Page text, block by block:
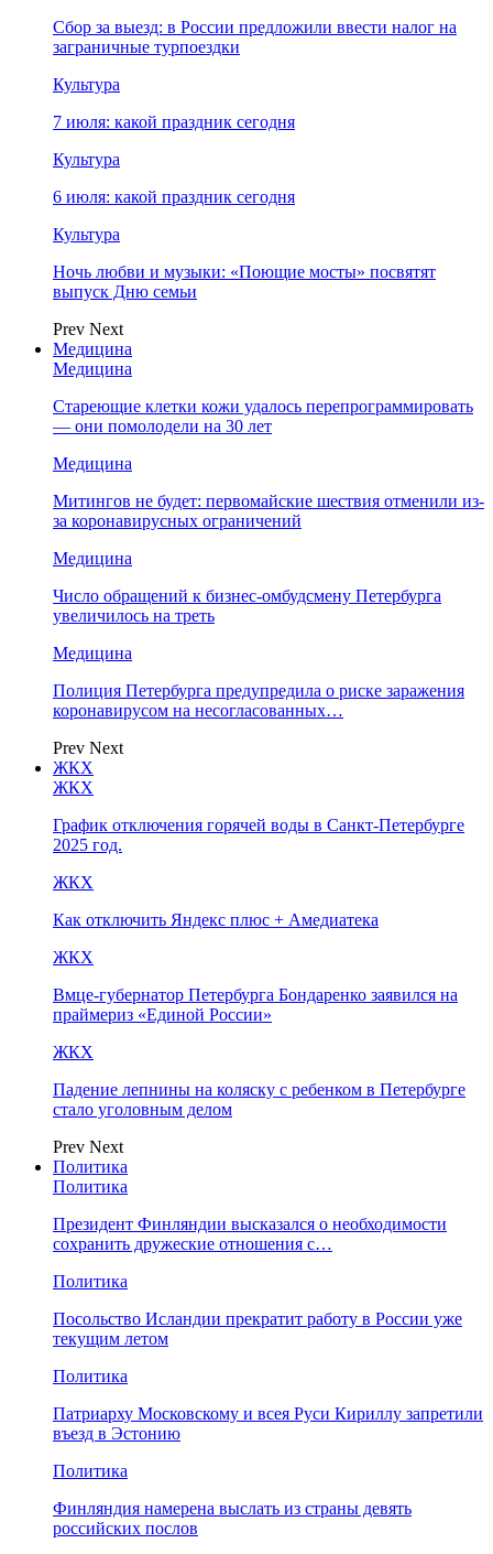
Сбор за выезд: в России предложили ввести налог на
заграничные турпоездки
Культура
7 июля: какой праздник сегодня
Культура
6 июля: какой праздник сегодня
Культура
Ночь любви и музыки: «Поющие мосты» посвятят
выпуск Дню семьи
Prev Next
Медицина
Медицина
Стареющие клетки кожи удалось перепрограммировать
— они помолодели на 30 лет
Медицина
Митингов не будет: первомайские шествия отменили из-
за коронавирусных ограничений
Медицина
Число обращений к бизнес-омбудсмену Петербурга
увеличилось на треть
Медицина
Полиция Петербурга предупредила о риске заражения
коронавирусом на несогласованных…
Prev Next
ЖКХ
ЖКХ
График отключения горячей воды в Санкт-Петербурге
2025 год.
ЖКХ
Как отключить Яндекс плюс + Амедиатека
ЖКХ
Вмце-губернатор Петербурга Бондаренко заявился на
праймериз «Единой России»
ЖКХ
Падение лепнины на коляску с ребенком в Петербурге
стало уголовным делом
Prev Next
Политика
Политика
Президент Финляндии высказался о необходимости
сохранить дружеские отношения с…
Политика
Посольство Исландии прекратит работу в России уже
текущим летом
Политика
Патриарху Московскому и всея Руси Кириллу запретили
въезд в Эстонию
Политика
Финляндия намерена выслать из страны девять
российских послов